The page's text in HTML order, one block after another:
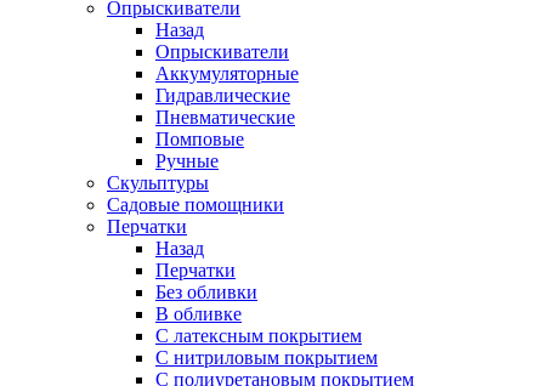
Опрыскиватели
Назад
Опрыскиватели
Аккумуляторные
Гидравлические
Пневматические
Помповые
Ручные
Скульптуры
Садовые помощники
Перчатки
Назад
Перчатки
Без обливки
В обливке
С латексным покрытием
С нитриловым покрытием
С полиуретановым покрытием